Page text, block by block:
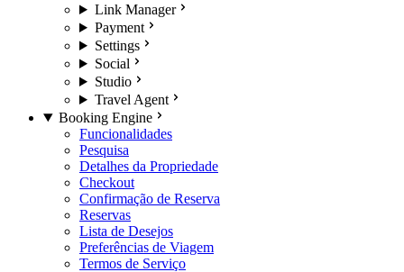
Link Manager
Payment
Settings
Social
Studio
Travel Agent
Booking Engine
Funcionalidades
Pesquisa
Detalhes da Propriedade
Checkout
Confirmação de Reserva
Reservas
Lista de Desejos
Preferências de Viagem
Termos de Serviço